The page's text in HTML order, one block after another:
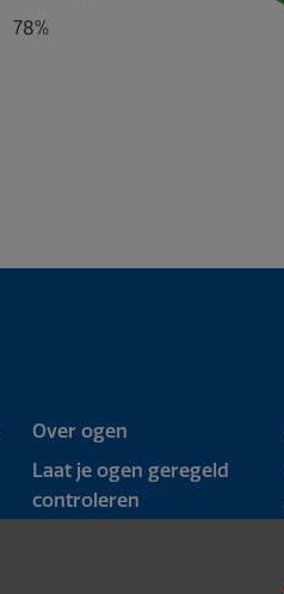
78%
Over ogen
Laat je ogen geregeld
controleren